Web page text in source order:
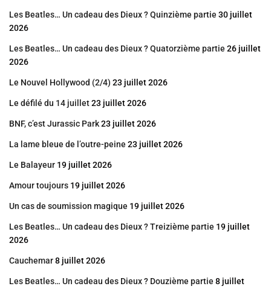
Les Beatles… Un cadeau des Dieux ? Quinzième partie 30 juillet
2026
Les Beatles… Un cadeau des Dieux ? Quatorzième partie 26 juillet
2026
Le Nouvel Hollywood (2/4) 23 juillet 2026
Le défilé du 14 juillet23 juillet 2026
BNF, c’est Jurassic Park23 juillet 2026
La lame bleue de l’outre-peine 23 juillet 2026
Le Balayeur 19 juillet 2026
Amour toujours 19 juillet 2026
Un cas de soumission magique 19 juillet 2026
Les Beatles… Un cadeau des Dieux ? Treizième partie 19 juillet
2026
Cauchemar8 juillet 2026
Les Beatles… Un cadeau des Dieux ? Douzième partie 8 juillet